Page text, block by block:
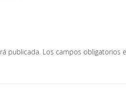
publicada. Los campos obligatorios